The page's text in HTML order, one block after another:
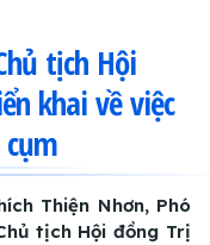
tịch Hội
khai về việc
Thiện Nhơn, Phó
tịch Hội đồng Trị